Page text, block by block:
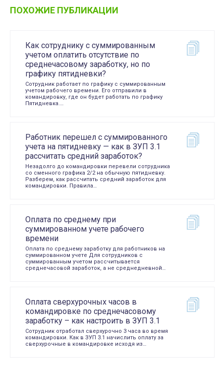
ПОХОЖИЕ ПУБЛИКАЦИИ
Как сотруднику с суммированным
учетом оплатить отсутствие по
среднечасовому заработку, но по
графику пятидневки?
Сотрудник работает по графику с суммированным
учетом рабочего времени. Его отправили в
командировку, где он будет работать по графику
Пятидневка.…
Работник перешел с суммированного
учета на пятидневку — как в ЗУП 3.1
рассчитать средний заработок?
Незадолго до командировки перевели сотрудника
со сменного графика 2/2 на обычную пятидневку.
Разберем, как рассчитать средний заработок для
командировки. Правила…
Оплата по среднему при
суммированном учете рабочего
времени
Оплата по среднему заработку для работников на
суммированном учете Для сотрудников с
суммированным учетом рассчитывается
среднечасовой заработок, а не среднедневной…
Оплата сверхурочных часов в
командировке по среднечасовому
заработку – как настроить в ЗУП 3.1
Сотрудник отработал сверхурочно 3 часа во время
командировки. Как в ЗУП 3.1 начислить оплату за
сверхурочные в командировке исходя из…